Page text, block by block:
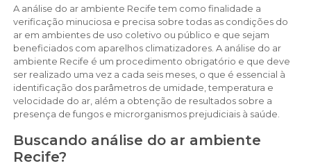
A análise do ar ambiente Recife tem como finalidade a
verificação minuciosa e precisa sobre todas as condições do
ar em ambientes de uso coletivo ou público e que sejam
beneficiados com aparelhos climatizadores. A análise do ar
ambiente Recife é um procedimento obrigatório e que deve
ser realizado uma vez a cada seis meses, o que é essencial à
identificação dos parâmetros de umidade, temperatura e
velocidade do ar, além a obtenção de resultados sobre a
presença de fungos e microrganismos prejudiciais à saúde.
Buscando análise do ar ambiente
Recife?